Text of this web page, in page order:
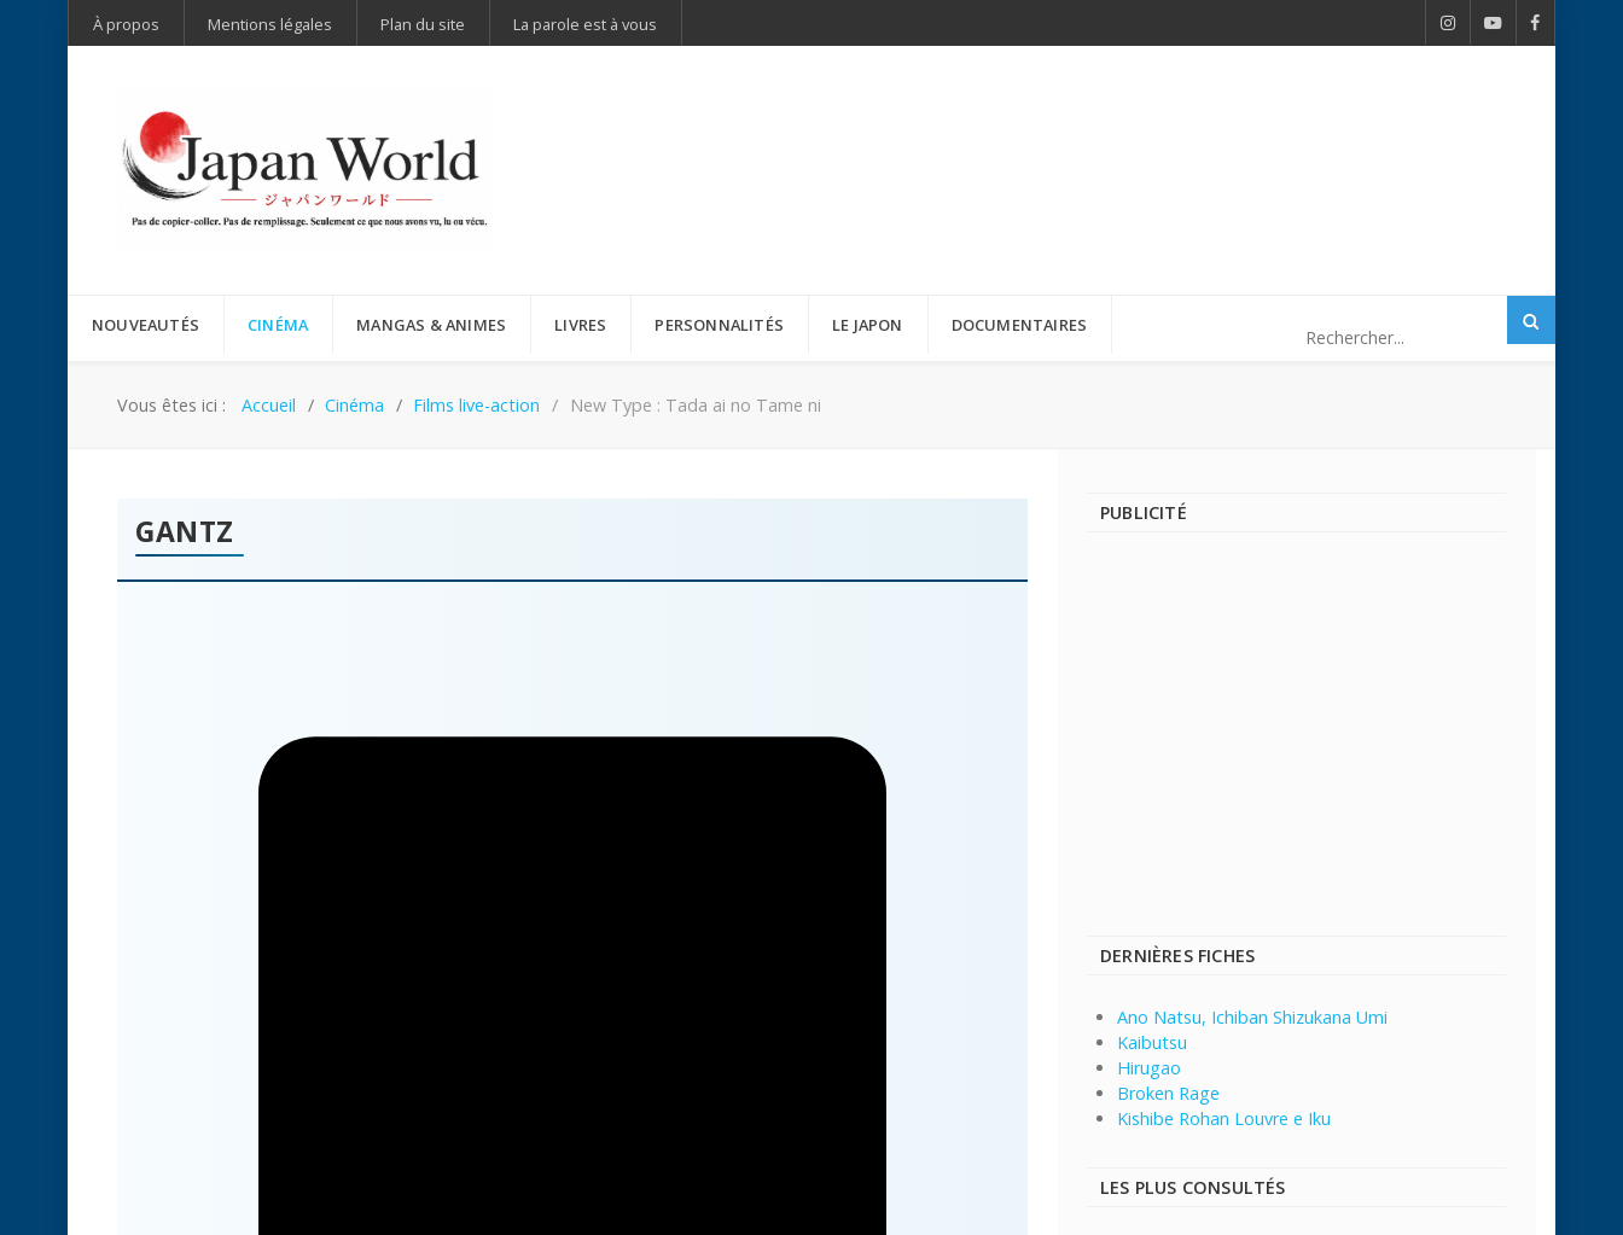
À propos Mentions légales Plan du site La parole est à vous
NOUVEAUTÉS CINÉMA MANGAS & ANIMES LIVRES PERSONNALITÉS LE JAPON DOCUMENTAIRES
Vous êtes ici : Accueil Cinéma Films live-action New Type : Tada ai no Tame ni
GANTZ PUBLICITÉ
DERNIÈRES FICHES
Ano Natsu, Ichiban Shizukana Umi
Kaibutsu
Hirugao
Broken Rage
Kishibe Rohan Louvre e Iku
LES PLUS CONSULTÉS